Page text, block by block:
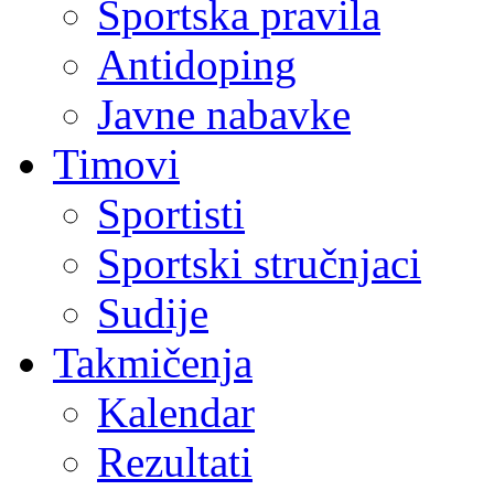
Sportska pravila
Antidoping
Javne nabavke
Timovi
Sportisti
Sportski stručnjaci
Sudije
Takmičenja
Kalendar
Rezultati